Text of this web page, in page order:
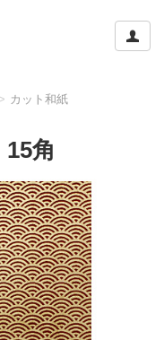
閉する
カット和紙
角